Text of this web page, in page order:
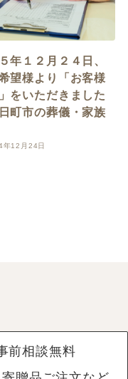
年１２月２４日、
望様より「お客様
をいただきました
町市の葬儀・家族
年12月24日
前相談無料